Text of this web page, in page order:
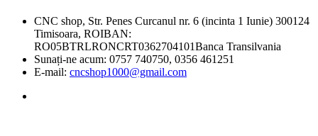
CNC shop, Str. Penes Curcanul nr. 6 (incinta 1 Iunie) 300124
Timisoara, ROIBAN:
RO05BTRLRONCRT0362704101Banca Transilvania
Sunați-ne acum: 0757 740750, 0356 461251
E-mail: cncshop1000@gmail.com